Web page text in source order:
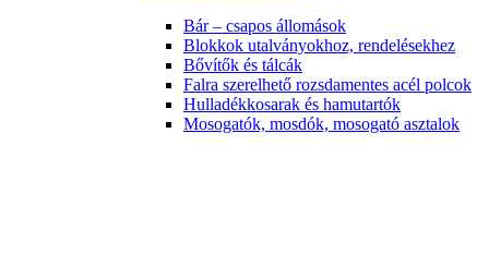
Bár – csapos állomások
Blokkok utalványokhoz, rendelésekhez
Bővítők és tálcák
Falra szerelhető rozsdamentes acél polcok
Hulladékkosarak és hamutartók
Mosogatók, mosdók, mosogató asztalok